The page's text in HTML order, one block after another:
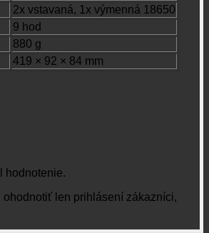
2x vstavaná, 1x výmenná 18650
9 hod
880 g
419 × 92 × 84 mm
hodnotenie.
ohodnotiť len prihlásení zákazníci,